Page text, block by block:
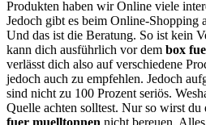
Produkten haben wir Online viele
Jedoch gibt es beim Online-Shopping
Und das ist die Beratung. So ist kein
kann dich ausführlich vor dem box
verlässt dich also auf verschiedene
jedoch auch zu empfehlen. Jedoch
sind nicht zu 100 Prozent seriös.
Quelle achten solltest. Nur so wirst
fuer muelltonnen nicht bereuen.